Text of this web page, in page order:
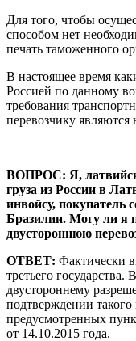
Для того, чтобы
способом нет
печать таможенного
В настоящее время
Россией по данному
требования
перевозчику
ВОПРОС: Я,
груза из России в
инвойсу, покупатель
Бразилии. Могу ли я
двустороннюю
ОТВЕТ: Фактически
третьего
двустороннему
подтверждении
предусмотренных
от 14.10.2015 года.